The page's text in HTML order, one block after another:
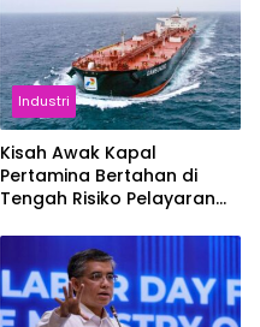
Industri
Kisah Awak Kapal
Pertamina Bertahan di
Tengah Risiko Pelayaran